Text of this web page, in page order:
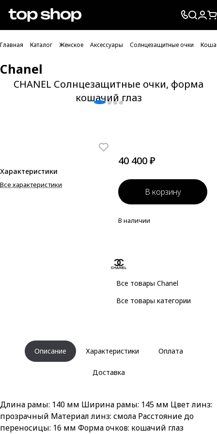
Проверка хлебных крошек
Главная Каталог Женское Аксессуары Солнцезащитные очки
Chanel
CHANEL Солнцезащитные очки, форма
кошачий глаз
Характеристики
Все характеристики
40 400 ₽
В корзину
В наличии
Все товары Chanel
Все товары категории
Описание Характеристики Оплата
Доставка
Длина рамы: 140 мм Ширина рамы: 145 мм Цвет линз:
прозрачный Материал линз: смола Расстояние до
переносицы: 16 мм Форма очков: кошачий глаз